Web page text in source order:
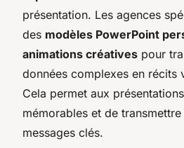
présentation. Les agences
des modèles PowerPoint
animations créatives pour
données complexes en récits
Cela permet aux
mémorables et de
messages clés.